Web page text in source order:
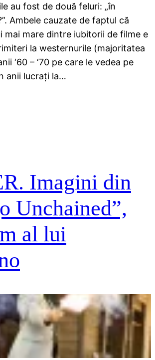
au fost de două feluri: „în
Ambele cauzate de faptul că
mai mare dintre iubitorii de filme e
la westernurile (majoritatea
‘60 – ‘70 pe care le vedea pe
anii lucraţi la…
Imagini din
Unchained”,
al lui